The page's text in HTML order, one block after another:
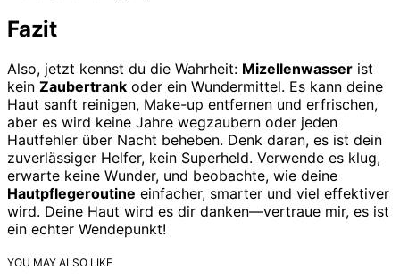
Fazit
Also, jetzt kennst du die Wahrheit: Mizellenwasser ist
kein Zaubertrank oder ein Wundermittel. Es kann deine
Haut sanft reinigen, Make-up entfernen und erfrischen,
aber es wird keine Jahre wegzaubern oder jeden
Hautfehler über Nacht beheben. Denk daran, es ist dein
zuverlässiger Helfer, kein Superheld. Verwende es klug,
erwarte keine Wunder, und beobachte, wie deine
Hautpflegeroutine einfacher, smarter und viel effektiver
wird. Deine Haut wird es dir danken—vertraue mir, es ist
ein echter Wendepunkt!
YOU MAY ALSO LIKE